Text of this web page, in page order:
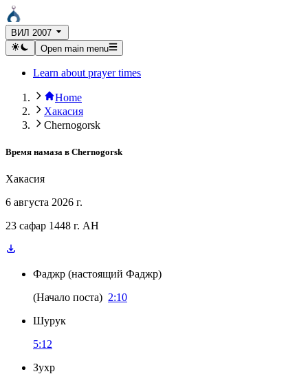
ВИЛ 2007
Open main menu
Learn about prayer times
Home
Хакасия
Chernogorsk
Время намаза в Chernogorsk
Хакасия
6 августа 2026 г.
23 сафар 1448 г. AH
Фаджр (настоящий Фаджр)
(Начало поста) 2:10
Шурук
5:12
Зухр